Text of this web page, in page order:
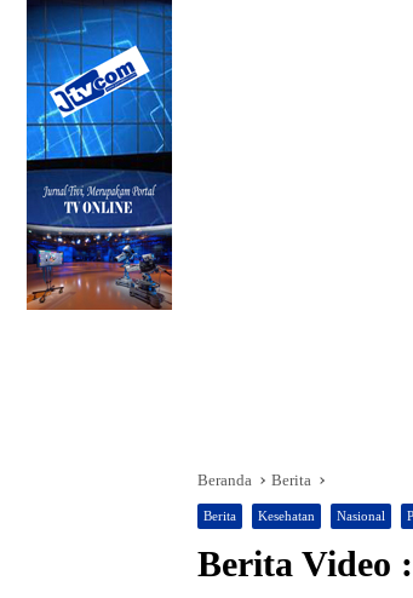
Beranda Berita
Berita Kesehatan Nasional
Berita Video